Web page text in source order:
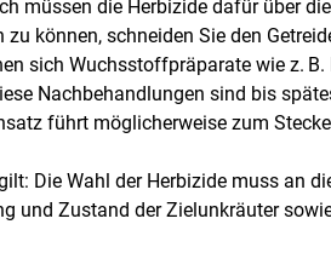
müssen die Herbizide dafür über
zu können, schneiden Sie den
sich Wuchsstoffpräparate wie z.
Nachbehandlungen sind bis
führt möglicherweise zum
Die Wahl der Herbizide muss an
und Zustand der Zielunkräuter